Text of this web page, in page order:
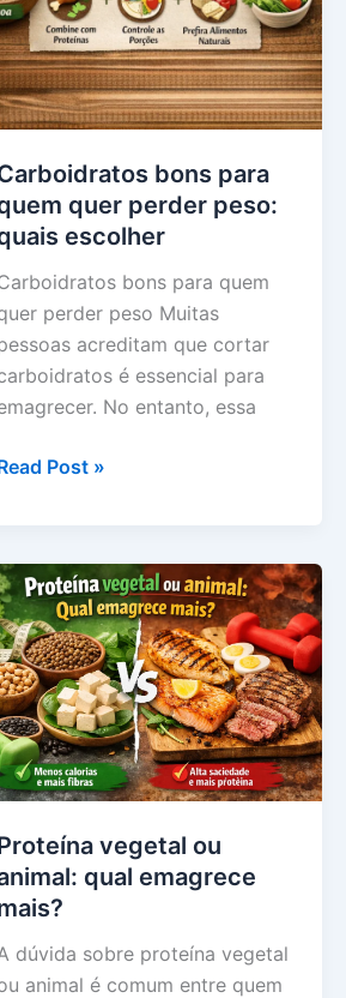
bons para
quer perder peso:
escolher
bons para quem
perder peso Muitas
acreditam que cortar
é essencial para
No entanto, essa
Post »
vegetal ou
qual emagrece
dúvida sobre proteína vegetal
animal é comum entre quem